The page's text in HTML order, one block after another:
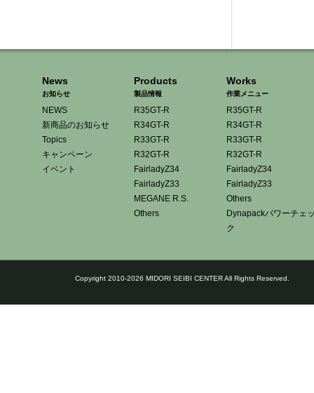
News
お知らせ
NEWS
新商品のお知らせ
Topics
キャンペーン
イベント
Products
製品情報
R35GT-R
R34GT-R
R33GT-R
R32GT-R
FairladyZ34
FairladyZ33
MEGANE R.S.
Others
Works
作業メニュー
R35GT-R
R34GT-R
R33GT-R
R32GT-R
FairladyZ34
FairladyZ33
Others
Dynapackパワーチェ
ク
Copyright 2010-2026 MIDORI SEIBI CENTER All Rights Reserved.